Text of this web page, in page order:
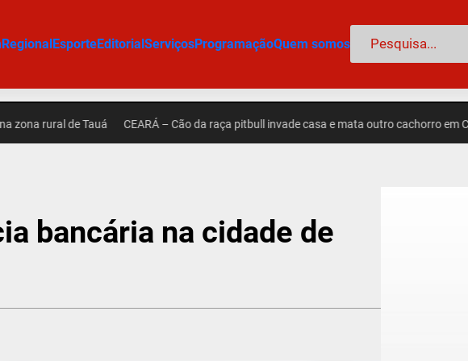
RegionalEsporteEditorialServiçosProgramaçãoQuem somos Pesquisar
rural de Tauá CEARÁ – Cão da raça pitbull invade casa e mata outro cachorro em Caucaia
bancária na cidade de